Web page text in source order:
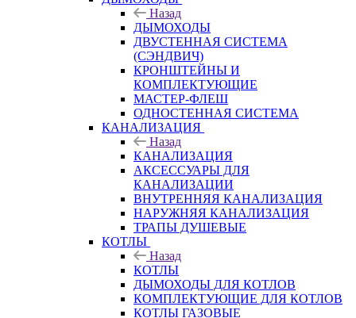
Назад
ДЫМОХОДЫ
ДВУСТЕННАЯ СИСТЕМА
(СЭНДВИЧ)
КРОНШТЕЙНЫ И
КОМПЛЕКТУЮЩИЕ
МАСТЕР-ФЛЕШ
ОДНОСТЕННАЯ СИСТЕМА
КАНАЛИЗАЦИЯ
Назад
КАНАЛИЗАЦИЯ
АКСЕССУАРЫ ДЛЯ
КАНАЛИЗАЦИИ
ВНУТРЕННЯЯ КАНАЛИЗАЦИЯ
НАРУЖНЯЯ КАНАЛИЗАЦИЯ
ТРАПЫ ДУШЕВЫЕ
КОТЛЫ
Назад
КОТЛЫ
ДЫМОХОДЫ ДЛЯ КОТЛОВ
КОМПЛЕКТУЮЩИЕ ДЛЯ КОТЛОВ
КОТЛЫ ГАЗОВЫЕ